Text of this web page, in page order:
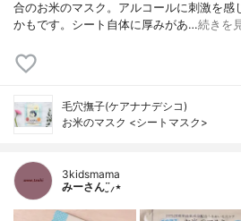
合のお米のマスク。アルコールに刺激を感
かもです。シート自体に厚みがあ…続きを
毛穴撫子(ケアナナデシコ)
お米のマスク <シートマスク>
3kidsmama
みーさん¨̮⸝⋆